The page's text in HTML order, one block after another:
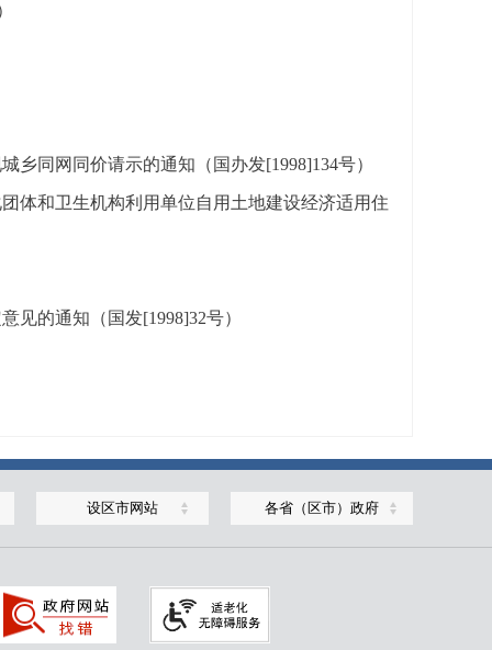
乡同网同价请示的通知（国办发[1998]134号）
体和卫生机构利用单位自用土地建设经济适用住
见的通知（国发[1998]32号）
设区市网站 各省（区市）政府